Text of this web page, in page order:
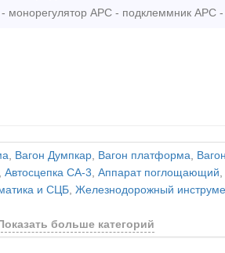
, Вагон Думпкар, Вагон платформа,
, Автосцепка СА-3, Аппарат поглощающий,
и СЦБ, Железнодорожный
Показать больше категорий